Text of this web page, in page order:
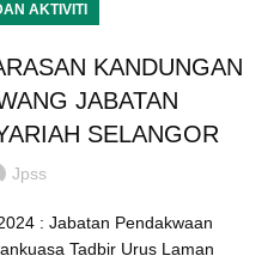
AKTIVITI
KANDUNGAN
JABATAN
SELANGOR
Jpss
: Jabatan Pendakwaan
Tadbir Urus Laman